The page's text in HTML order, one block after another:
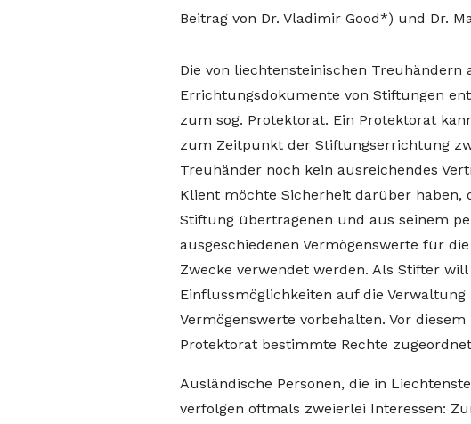
Beitrag von Dr. Vladimir Good*) und Dr.
Die von liechtensteinischen Treuhändern
Errichtungsdokumente von Stiftungen
zum sog. Protektorat. Ein Protektorat
zum Zeitpunkt der Stiftungserrichtung
Treuhänder noch kein ausreichendes
Klient möchte Sicherheit darüber haben,
Stiftung übertragenen und aus seinem
ausgeschiedenen Vermögenswerte für
Zwecke verwendet werden. Als Stifter
Einflussmöglichkeiten auf die
Vermögenswerte vorbehalten. Vor
Protektorat bestimmte Rechte
Ausländische Personen, die in
verfolgen oftmals zweierlei Interessen: